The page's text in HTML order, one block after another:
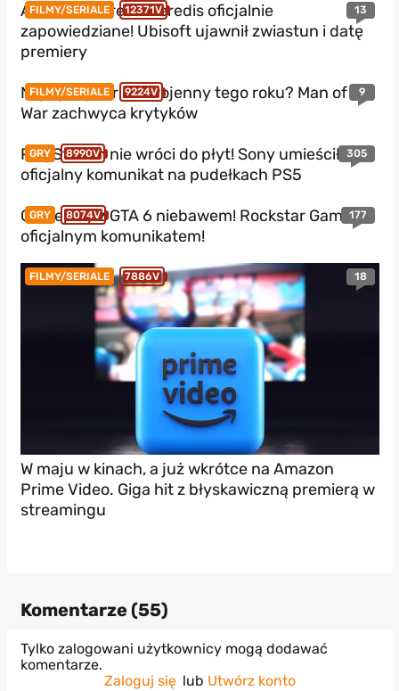
FILMY/SERIALE 12371V 13
Assassin’s Creed Heredis oficjalnie
zapowiedziane! Ubisoft ujawnił zwiastun i datę
premiery
FILMY/SERIALE 9224V 9
Najlepszy thriller wojenny tego roku? Man of
War zachwyca krytyków
GRY 8990V 305
PlayStation nie wróci do płyt! Sony umieściło
oficjalny komunikat na pudełkach PS5
GRY 8074V 177
Gameplay z GTA 6 niebawem! Rockstar Games z
oficjalnym komunikatem!
FILMY/SERIALE 7886V 18
W maju w kinach, a już wkrótce na Amazon
Prime Video. Giga hit z błyskawiczną premierą w
streamingu
Komentarze (55)
Tylko zalogowani użytkownicy mogą dodawać
komentarze.
Zaloguj się lub Utwórz konto